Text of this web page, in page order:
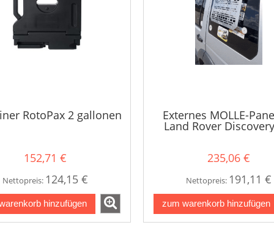
RotoPax 2 gallonen
152,71 €
Nettopreis: 124,15 €
hinzufügen
Externes MOLLE-
Land Rover
235,06 €
Nettopreis: 191,11 €
zum warenkorb hinzufügen